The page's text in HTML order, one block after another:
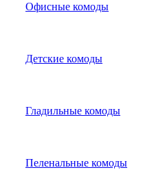
Офисные комоды
Детские комоды
Гладильные комоды
Пеленальные комоды